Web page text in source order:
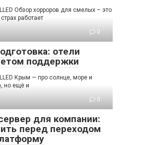
Обзор хорроров для смелых – это
работает
0
отели
поддержки
Крым — про солнце, море и
но ещё и
0
для компании:
перед переходом